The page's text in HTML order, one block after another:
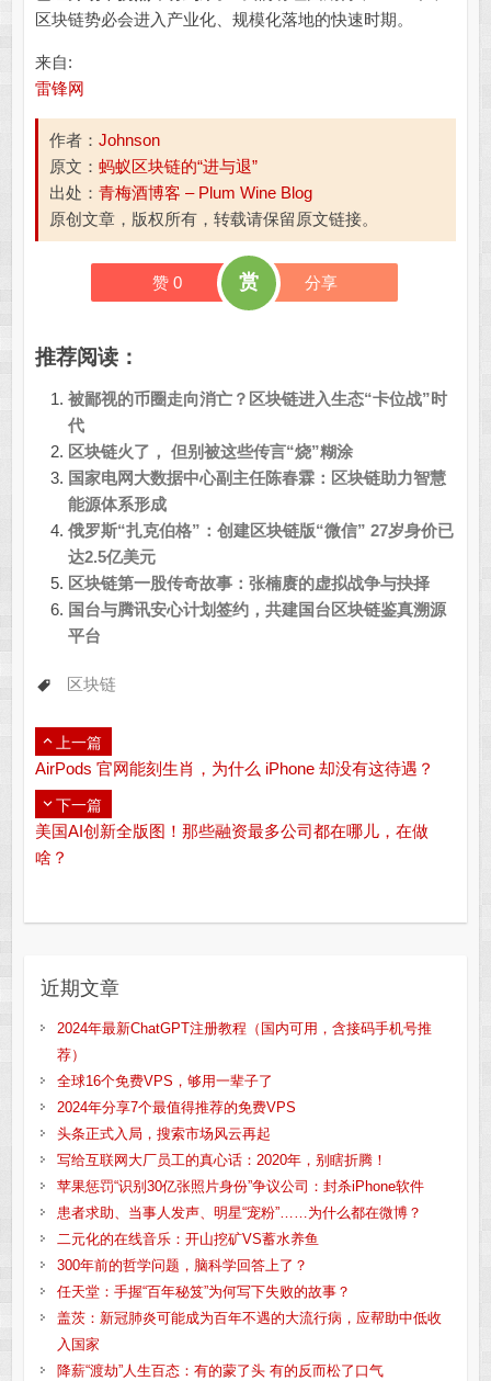
区块链势必会进入产业化、规模化落地的快速时期。
来自:
雷锋网
作者： Johnson
原文： 蚂蚁区块链的“进与退”
出处： 青梅酒博客 – Plum Wine Blog
原创文章，版权所有，转载请保留原文链接。
赞 0 赏 分享
推荐阅读：
被鄙视的币圈走向消亡？区块链进入生态“卡位战”时
代
区块链火了， 但别被这些传言“烧”糊涂
国家电网大数据中心副主任陈春霖：区块链助力智慧
能源体系形成
俄罗斯“扎克伯格”：创建区块链版“微信” 27岁身价已
达2.5亿美元
区块链第一股传奇故事：张楠赓的虚拟战争与抉择
国台与腾讯安心计划签约，共建国台区块链鉴真溯源
平台
区块链
上一篇
AirPods 官网能刻生肖，为什么 iPhone 却没有这待遇？
下一篇
美国AI创新全版图！那些融资最多公司都在哪儿，在做
啥？
近期文章
2024年最新ChatGPT注册教程（国内可用，含接码手机号推
荐）
全球16个免费VPS，够用一辈子了
2024年分享7个最值得推荐的免费VPS
头条正式入局，搜索市场风云再起
写给互联网大厂员工的真心话：2020年，别瞎折腾！
苹果惩罚“识别30亿张照片身份”争议公司：封杀iPhone软件
患者求助、当事人发声、明星“宠粉”……为什么都在微博？
二元化的在线音乐：开山挖矿VS蓄水养鱼
300年前的哲学问题，脑科学回答上了？
任天堂：手握“百年秘笈”为何写下失败的故事？
盖茨：新冠肺炎可能成为百年不遇的大流行病，应帮助中低收
入国家
降薪“渡劫”人生百态：有的蒙了头 有的反而松了口气